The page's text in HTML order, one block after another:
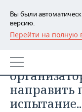
Вы были
версию.
Перейти на полную
РЕГИОНЫ
БАШКОРТОСТАН
ТАТАРСТАН
УДМУРТИЯ
НОВОСТИ
АНАЛИТИКА
НОВОСТИ
ЭКОНОМИКА
«Хотел
направить